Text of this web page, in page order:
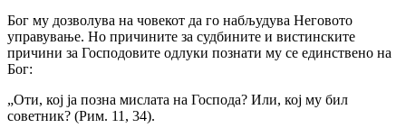
Бог му дозволува на човекот да го набљудува Неговото
управување. Но причините за судбините и вистинските
причини за Господовите одлуки познати му се единствено на
Бог:
„Оти, кој ја позна мислата на Господа? Или, кој му бил
советник? (Рим. 11, 34).